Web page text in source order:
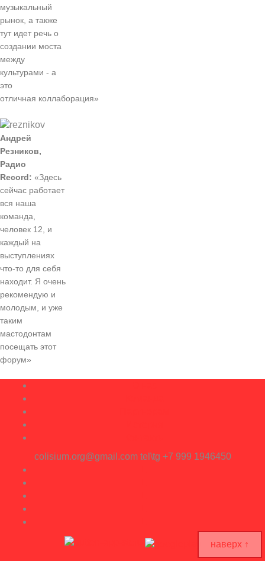
музыкальный
рынок, а также
тут идет речь о
создании моста
между
культурами - а
это
отличная коллаборация»
Андрей
Резников,
Радио
Record: «Здесь
сейчас работает
вся наша
команда,
человек 12, и
каждый на
выступлениях
что-то для себя
находит. Я очень
рекомендую и
молодым, и уже
таким
мастодонтам
посещать этот
форум»
colisium.org@gmail.com tel\tg +7 999 1946450
наверх ↑